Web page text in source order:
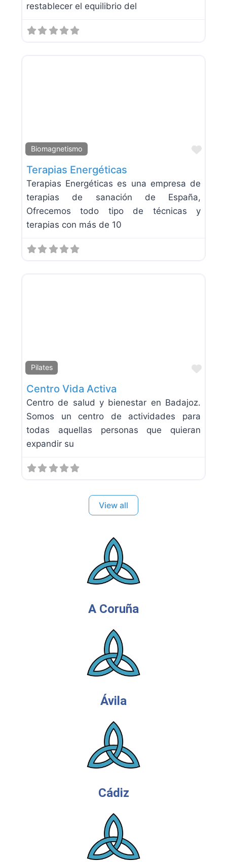
restablecer el equilibrio del
Biomagnetismo
Terapias Energéticas
Terapias Energéticas es una empresa de
terapias de sanación de España,
Ofrecemos todo tipo de técnicas y
terapias con más de 10
Pilates
Centro Vida Activa
Centro de salud y bienestar en Badajoz.
Somos un centro de actividades para
todas aquellas personas que quieran
expandir su
View all
A Coruña
Ávila
Cádiz